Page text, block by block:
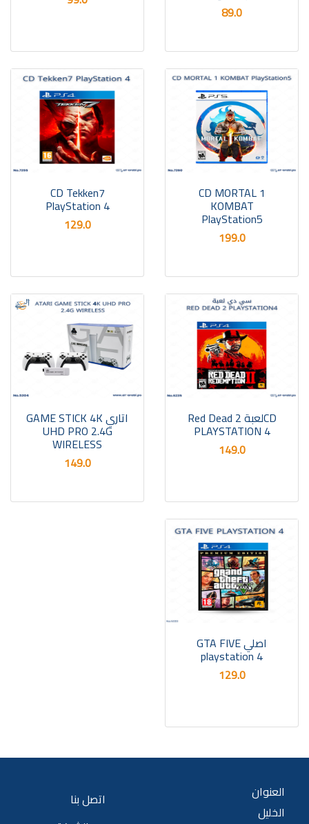
89.0
CD MORTAL 1
KOMBAT
PlayStation5
199.0
CD Tekken7
PlayStation 4
129.0
CDلعبة Red Dead 2
PLAYSTATION 4
149.0
اتاري GAME STICK 4K
UHD PRO 2.4G
WIRELESS
149.0
اصلي GTA FIVE
playstation 4
129.0
العنوان
الخليل
اتصل بنا